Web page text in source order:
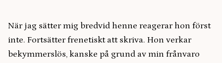
När jag sätter mig bredvid henne reagerar hon först
inte. Fortsätter frenetiskt att skriva. Hon verkar
bekymmerslös, kanske på grund av min frånvaro